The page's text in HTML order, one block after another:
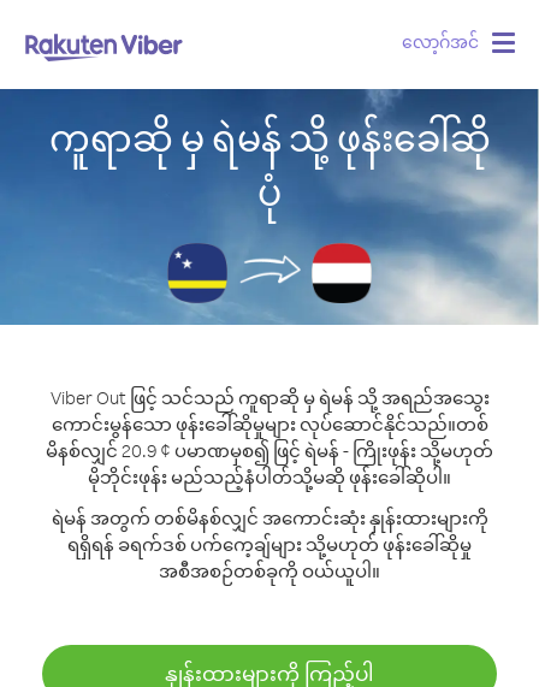
လော့ဂ်အင်
ကူရာဆို မှ ရဲမန် သို့ ဖုန်းခေါ်ဆို
ပုံ
Viber Out ဖြင့် သင်သည် ကူရာဆို မှ ရဲမန် သို့ အရည်အသွေး
ကောင်းမွန်သော ဖုန်းခေါ်ဆိုမှုများ လုပ်ဆောင်နိုင်သည်။တစ်
မိနစ်လျှင် 20.9 ¢ ပမာဏမှစ၍ ဖြင့် ရဲမန် - ကြိုးဖုန်း သို့မဟုတ်
မိုဘိုင်းဖုန်း မည်သည့်နံပါတ်သို့မဆို ဖုန်းခေါ်ဆိုပါ။
ရဲမန် အတွက် တစ်မိနစ်လျှင် အကောင်းဆုံး နှုန်းထားများကို
ရရှိရန် ခရက်ဒစ် ပက်ကေ့ချ်များ သို့မဟုတ် ဖုန်းခေါ်ဆိုမှု
အစီအစဉ်တစ်ခုကို ဝယ်ယူပါ။
နှုန်းထားများကို ကြည့်ပါ